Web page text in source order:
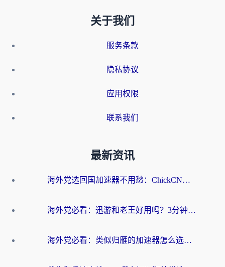
关于我们
服务条款
隐私协议
应用权限
联系我们
最新资讯
海外党选回国加速器不用愁：ChickCN和洞见哪个好？一篇搞定所有疑问
海外党必看：迅游和老王好用吗？3分钟选对加速国内网络的加速器
海外党必看：类似归雁的加速器怎么选？一篇搞定无缝访问国内资源